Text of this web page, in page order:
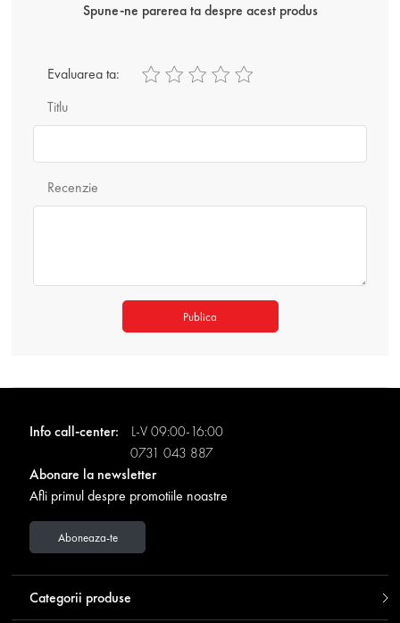
Spune-ne parerea ta despre acest produs
Titlu
Evaluarea ta:
Recenzie
Publica
Info call-center:
L-V 09:00-16:00
0731 043 887
Abonare la newsletter
Afli primul despre promotiile noastre
Aboneaza-te
Categorii produse